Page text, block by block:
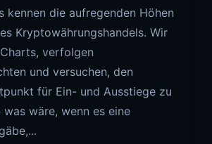
kennen die aufregenden Höhen
Kryptowährungshandels. Wir
verfolgen
und versuchen, den
für Ein- und Ausstiege zu
wäre, wenn es eine